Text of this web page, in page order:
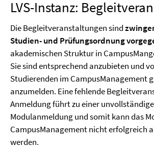
LVS-Instanz:
Die Begleitveranstaltungen sind
Studien- und Prüfungsordnung
akademischen Struktur in
Sie sind entsprechend anzubieten und
Studierenden im CampusManagement
anzumelden. Eine fehlende
Anmeldung führt zu einer
Modulanmeldung und somit kann das
CampusManagement nicht erfolgreich
werden.